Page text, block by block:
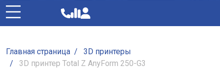
Главная страница /
3D принтеры
/
3D принтер Total Z AnyForm 250-G3